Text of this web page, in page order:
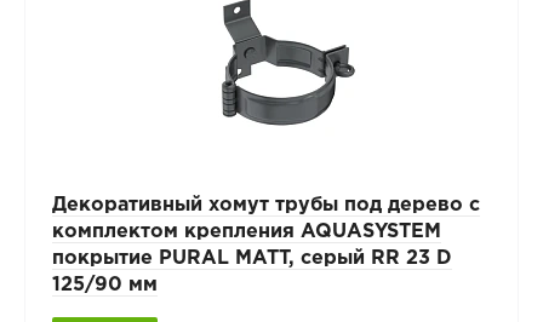
Декоративный хомут трубы под дерево с
комплектом крепления AQUASYSTEM
покрытие PURAL MATT, серый RR 23 D
125/90 мм